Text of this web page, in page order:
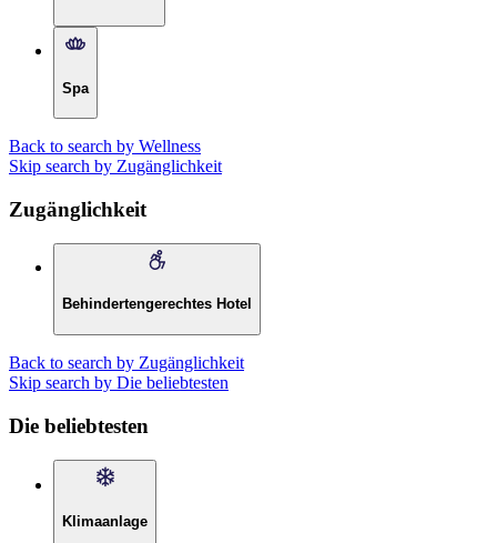
Spa
Back to search by Wellness
Skip search by Zugänglichkeit
Zugänglichkeit
Behindertengerechtes Hotel
Back to search by Zugänglichkeit
Skip search by Die beliebtesten
Die beliebtesten
Klimaanlage